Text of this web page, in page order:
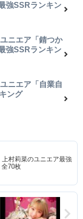
強SSRランキン
ニエア「錆つか
強SSRランキン
ニエア「自業自
ング
上村莉菜のユニエア最強
70枚